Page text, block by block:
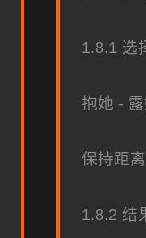
1.8.1 选
抱她 -
保持距离
1.8.2 结